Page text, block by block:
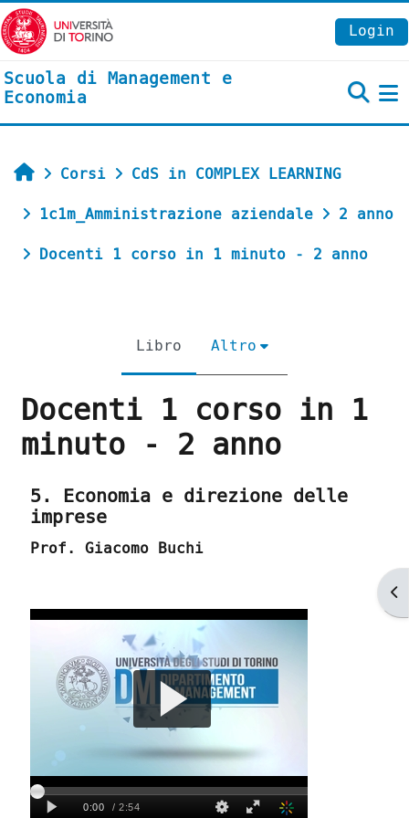
Vai al contenuto principale
Login
Scuola di Management e
Economia
Home
Corsi
CdS in COMPLEX LEARNING
1c1m_Amministrazione aziendale
2 anno
Docenti 1 corso in 1 minuto - 2 anno
Libro Altro
Docenti 1 corso in 1
minuto - 2 anno
5. Economia e direzione delle
imprese
Prof. Giacomo Buchi